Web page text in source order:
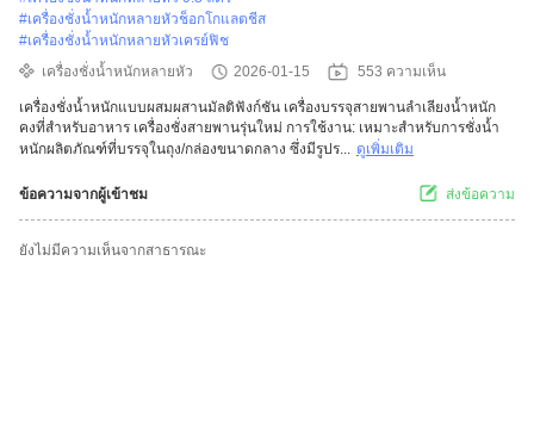
#เครื่องชั่งน้ำหนักหลายหัวช็อกโกแลตชีส
#เครื่องชั่งน้ำหนักหลายหัวเครย์ฟิช
เครื่องชั่งน้ำหนักหลายหัว
2026-01-15 553 ความเห็น
เครื่องชั่งน้ำหนักแบบผสมผสานมัลติฟังก์ชัน เครื่องบรรจุสายพานลำเลียงน้ำหนัก
คงที่สำหรับอาหาร เครื่องชั่งสายพานรุ่นใหม่ การใช้งาน: เหมาะสำหรับการชั่งน้ำ
หนักผลิตภัณฑ์ที่บรรจุในถุง/กล่องขนาดกลาง ซึ่งมีรูปร... ดูเพิ่มเติม
ข้อความจากผู้เข้าชม ส่งข้อความ
ยังไม่มีความเห็นจากสาธารณะ